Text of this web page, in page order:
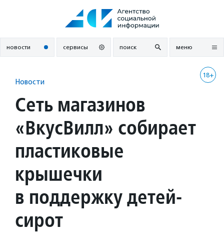
новости сервисы поиск меню
18+
Новости
Сеть магазинов
«ВкусВилл» собирает
пластиковые
крышечки
в поддержку детей-
сирот